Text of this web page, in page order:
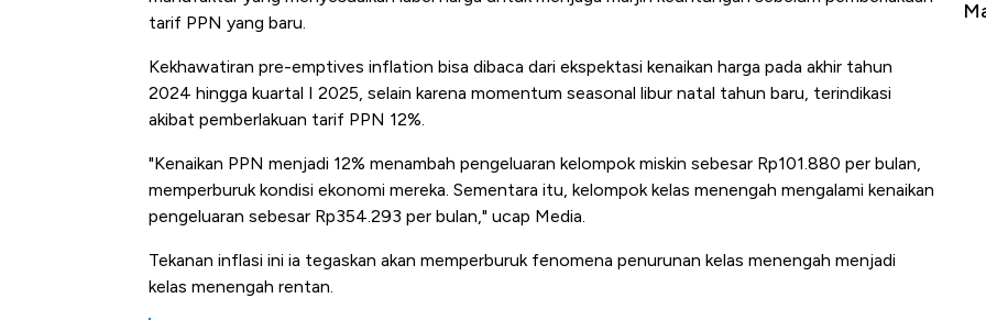
tarif PPN yang baru.
Kekhawatiran pre-emptives inflation bisa dibaca dari ekspektasi kenaikan harga pada akhir tahun
2024 hingga kuartal I 2025, selain karena momentum seasonal libur natal tahun baru, terindikasi
akibat pemberlakuan tarif PPN 12%.
"Kenaikan PPN menjadi 12% menambah pengeluaran kelompok miskin sebesar Rp101.880 per bulan,
memperburuk kondisi ekonomi mereka. Sementara itu, kelompok kelas menengah mengalami kenaikan
pengeluaran sebesar Rp354.293 per bulan," ucap Media.
Tekanan inflasi ini ia tegaskan akan memperburuk fenomena penurunan kelas menengah menjadi
kelas menengah rentan.
Tembaga Terbang ke Zona Berbahaya
Mana yang Cuannya Paling Menyala?